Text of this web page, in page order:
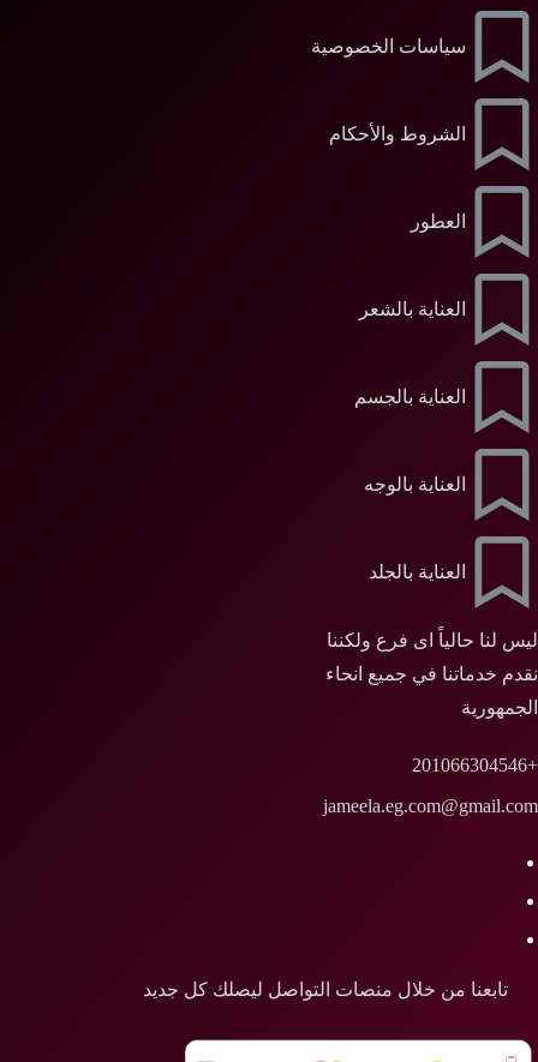
سياسات الخصوصية
الشروط والأحكام
العطور
العناية بالشعر
العناية بالجسم
العناية بالوجه
العناية بالجلد
ليس لنا حالياً اى فرع ولكننا
نقدم خدماتنا في جميع انحاء
الجمهورية
+201066304546
jameela.eg.com@gmail.com
تابعنا من خلال منصات التواصل ليصلك كل جديد